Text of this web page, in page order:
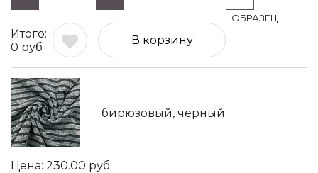
0 руб
В корзину
бирюзовый, черный
230.00 руб